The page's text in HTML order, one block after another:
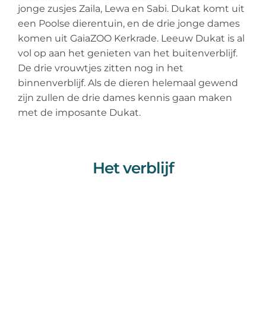
jonge zusjes Zaila, Lewa en Sabi. Dukat komt uit
een Poolse dierentuin, en de drie jonge dames
komen uit GaiaZOO Kerkrade. Leeuw Dukat is al
vol op aan het genieten van het buitenverblijf.
De drie vrouwtjes zitten nog in het
binnenverblijf. Als de dieren helemaal gewend
zijn zullen de drie dames kennis gaan maken
met de imposante Dukat.
Het verblijf